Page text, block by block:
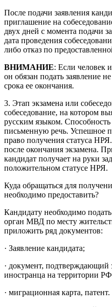
После подачи заявления
приглашение на
двух дней с момента подачи
дата проведения
либо отказ по
ВНИМАНИЕ: Если человек
он обязан подать заявление
срока ее окончания.
3. Этап экзамена или
собеседование, на котором
русским языком.
письменную речь. Успешное
право получения статуса
после окончания экзамена.
кандидат получает на руки
положительном статусе НРЯ.
Куда обращаться для
необходимо предоставить?
Кандидату необходимо
орган МВД по месту
приложить ряд документов:
· Заявление кандидата;
· документ, подтверждающий
иностранца на территории
· миграционная карта, патент.